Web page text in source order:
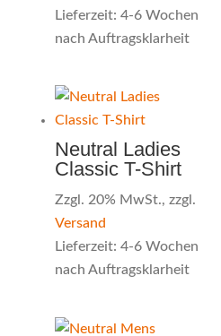
Lieferzeit: 4-6 Wochen
nach Auftragsklarheit
Neutral Ladies
Classic T-Shirt
Zzgl. 20% MwSt., zzgl.
Versand
Lieferzeit: 4-6 Wochen
nach Auftragsklarheit